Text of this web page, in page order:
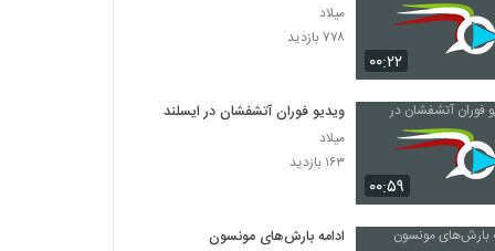
۰۰:۲۲
میلاد
۷۷۸ بازدید
۰۰:۵۹
ویدیو فوران آتشفشان در ایسلند
میلاد
۱۶۳ بازدید
ادامه بارش‌های مونسون